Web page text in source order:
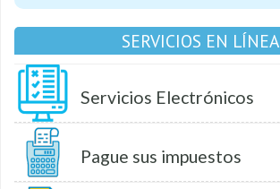
SERVICIOS EN LÍNEA
Servicios Electrónicos
Pague sus impuestos